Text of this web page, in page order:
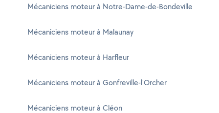
Mécaniciens moteur à Notre-Dame-de-Bondeville
Mécaniciens moteur à Malaunay
Mécaniciens moteur à Harfleur
Mécaniciens moteur à Gonfreville-l'Orcher
Mécaniciens moteur à Cléon